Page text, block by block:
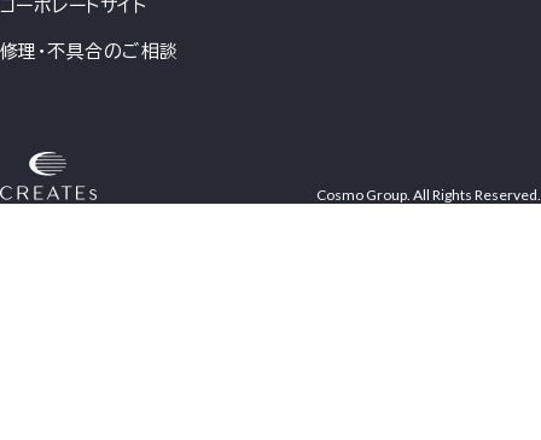
コーポレートサイト
修理・不具合のご相談
Cosmo Group. All Rights Reserved.